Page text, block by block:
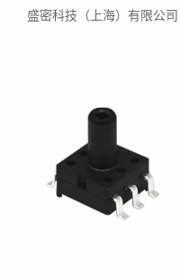
盛密科技（上海）有限公司